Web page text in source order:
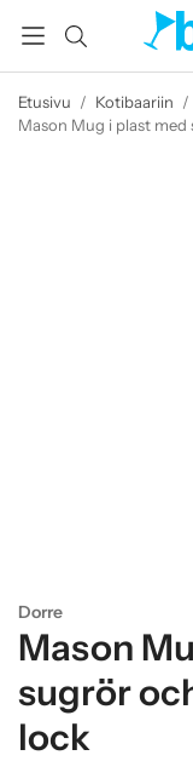
Etusivu / Kotibaariin /
Mason Mug i plast
Dorre
Mason
sugrör
lock